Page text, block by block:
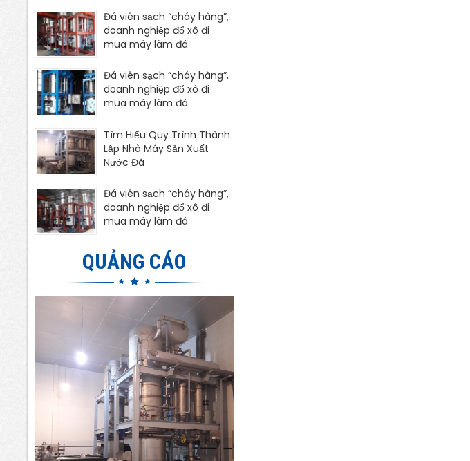
Đá viên sạch “cháy hàng”,
doanh nghiệp đổ xô đi
mua máy làm đá
Đá viên sạch “cháy hàng”,
doanh nghiệp đổ xô đi
mua máy làm đá
Tìm Hiểu Quy Trình Thành
Lập Nhà Máy Sản Xuất
Nước Đá
Đá viên sạch “cháy hàng”,
doanh nghiệp đổ xô đi
mua máy làm đá
QUẢNG CÁO